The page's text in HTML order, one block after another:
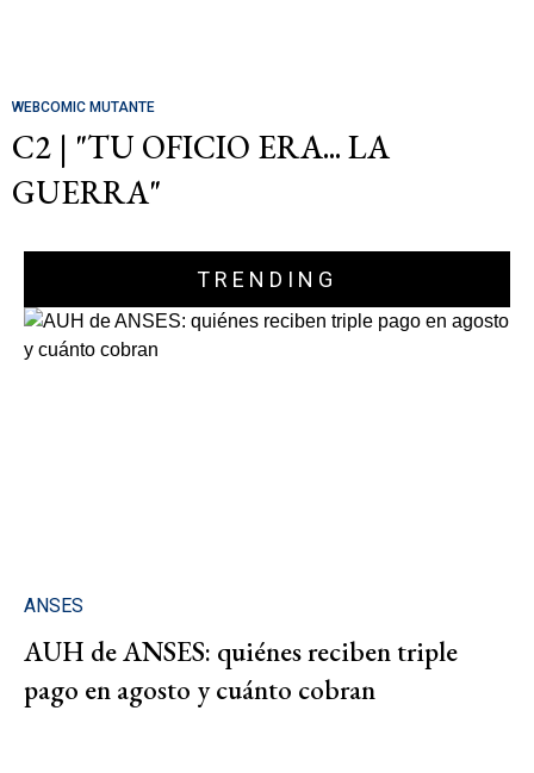
WEBCOMIC MUTANTE
C2 | "TU OFICIO ERA... LA
GUERRA"
TRENDING
ANSES
AUH de ANSES: quiénes reciben triple
pago en agosto y cuánto cobran